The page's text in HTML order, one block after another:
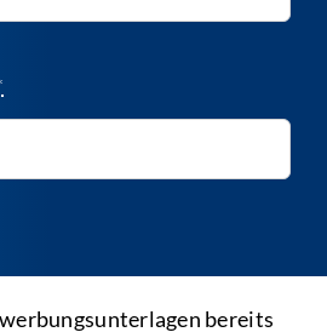
bereits